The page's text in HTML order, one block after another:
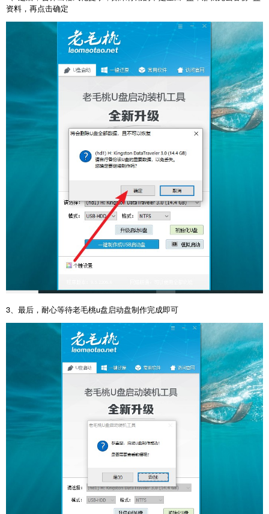
资料，再点击确定
3、最后，耐心等待老毛桃u盘启动盘制作完成即可